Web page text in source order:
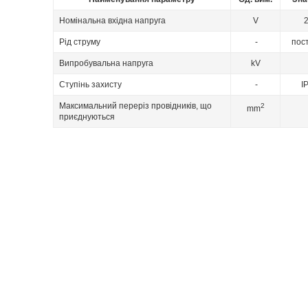
Номінальна вхідна напруга V
Рід струму -
Випробувальна напруга kV
Ступінь захисту -
Максимальний переріз провідників, що
приєднуються
mm2